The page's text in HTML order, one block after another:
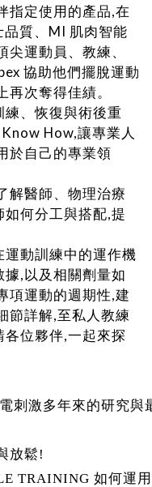
指定使用的產品,在
質、MI 肌肉智能
運動員、教練、
協助他們擺脫運動
次奪得佳績。
、恢復與術後重
How,讓專業人
於自己的專業領
解醫師、物理治療
何分工與搭配,提
動訓練中的運作機
,以及相關劑量如
項運動的週期性,建
節詳解,至私人教練
位夥伴,一起來探
刺激多年來的研究與
放鬆!
TRAINING 如何運